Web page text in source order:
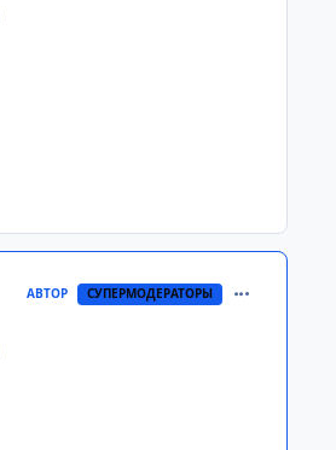
АВТОР СУПЕРМОДЕРАТОРЫ